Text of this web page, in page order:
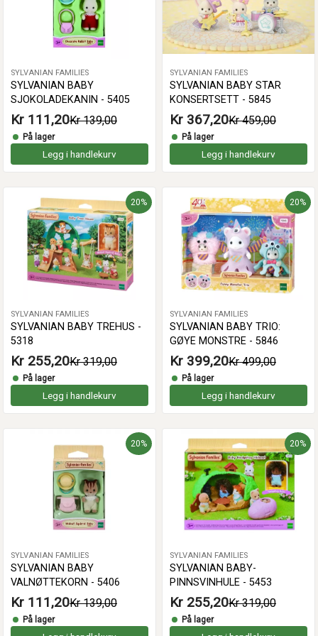
SYLVANIAN FAMILIES
SYLVANIAN BABY
SJOKOLADEKANIN - 5405
Kr 111,20Kr 139,00
På lager
Legg i handlekurv
SYLVANIAN FAMILIES
SYLVANIAN BABY STAR
KONSERTSETT - 5845
Kr 367,20Kr 459,00
På lager
Legg i handlekurv
20%
SYLVANIAN FAMILIES
SYLVANIAN BABY TREHUS -
5318
Kr 255,20Kr 319,00
På lager
Legg i handlekurv
20%
SYLVANIAN FAMILIES
SYLVANIAN BABY TRIO:
GØYE MONSTRE - 5846
Kr 399,20Kr 499,00
På lager
Legg i handlekurv
20%
SYLVANIAN FAMILIES
SYLVANIAN BABY
VALNØTTEKORN - 5406
Kr 111,20Kr 139,00
På lager
20%
SYLVANIAN FAMILIES
SYLVANIAN BABY-
PINNSVINHULE - 5453
Kr 255,20Kr 319,00
På lager